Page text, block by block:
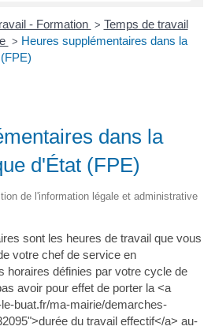
- Formation > Temps de travail
> Heures supplémentaires dans la
dans la
d'État (FPE)
de l'information légale et administrative
sont les heures de travail que vous
votre chef de service en
horaires définies par votre cycle de
avoir pour effet de porter la <a
buat.fr/ma-mairie/demarches-
du travail effectif</a> au-